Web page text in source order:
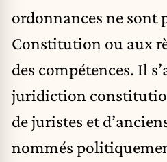
ordonnances ne sont
Constitution ou aux
des compétences. Il
juridiction
de juristes et
nommés